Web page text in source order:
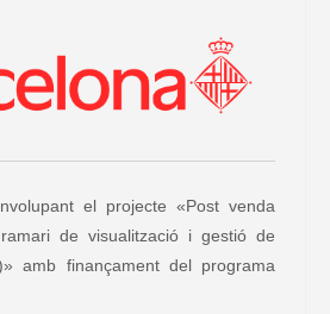
el projecte «Post venda
de visualització i gestió de
amb finançament del programa